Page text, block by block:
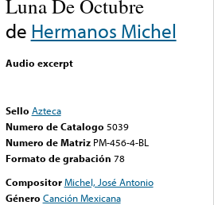
Luna De Octubre
de Hermanos Michel
Audio excerpt
Sello Azteca
Numero de Catalogo 5039
Numero de Matriz PM-456-4-BL
Formato de grabación 78
Compositor Michel, José Antonio
Género Canción Mexicana